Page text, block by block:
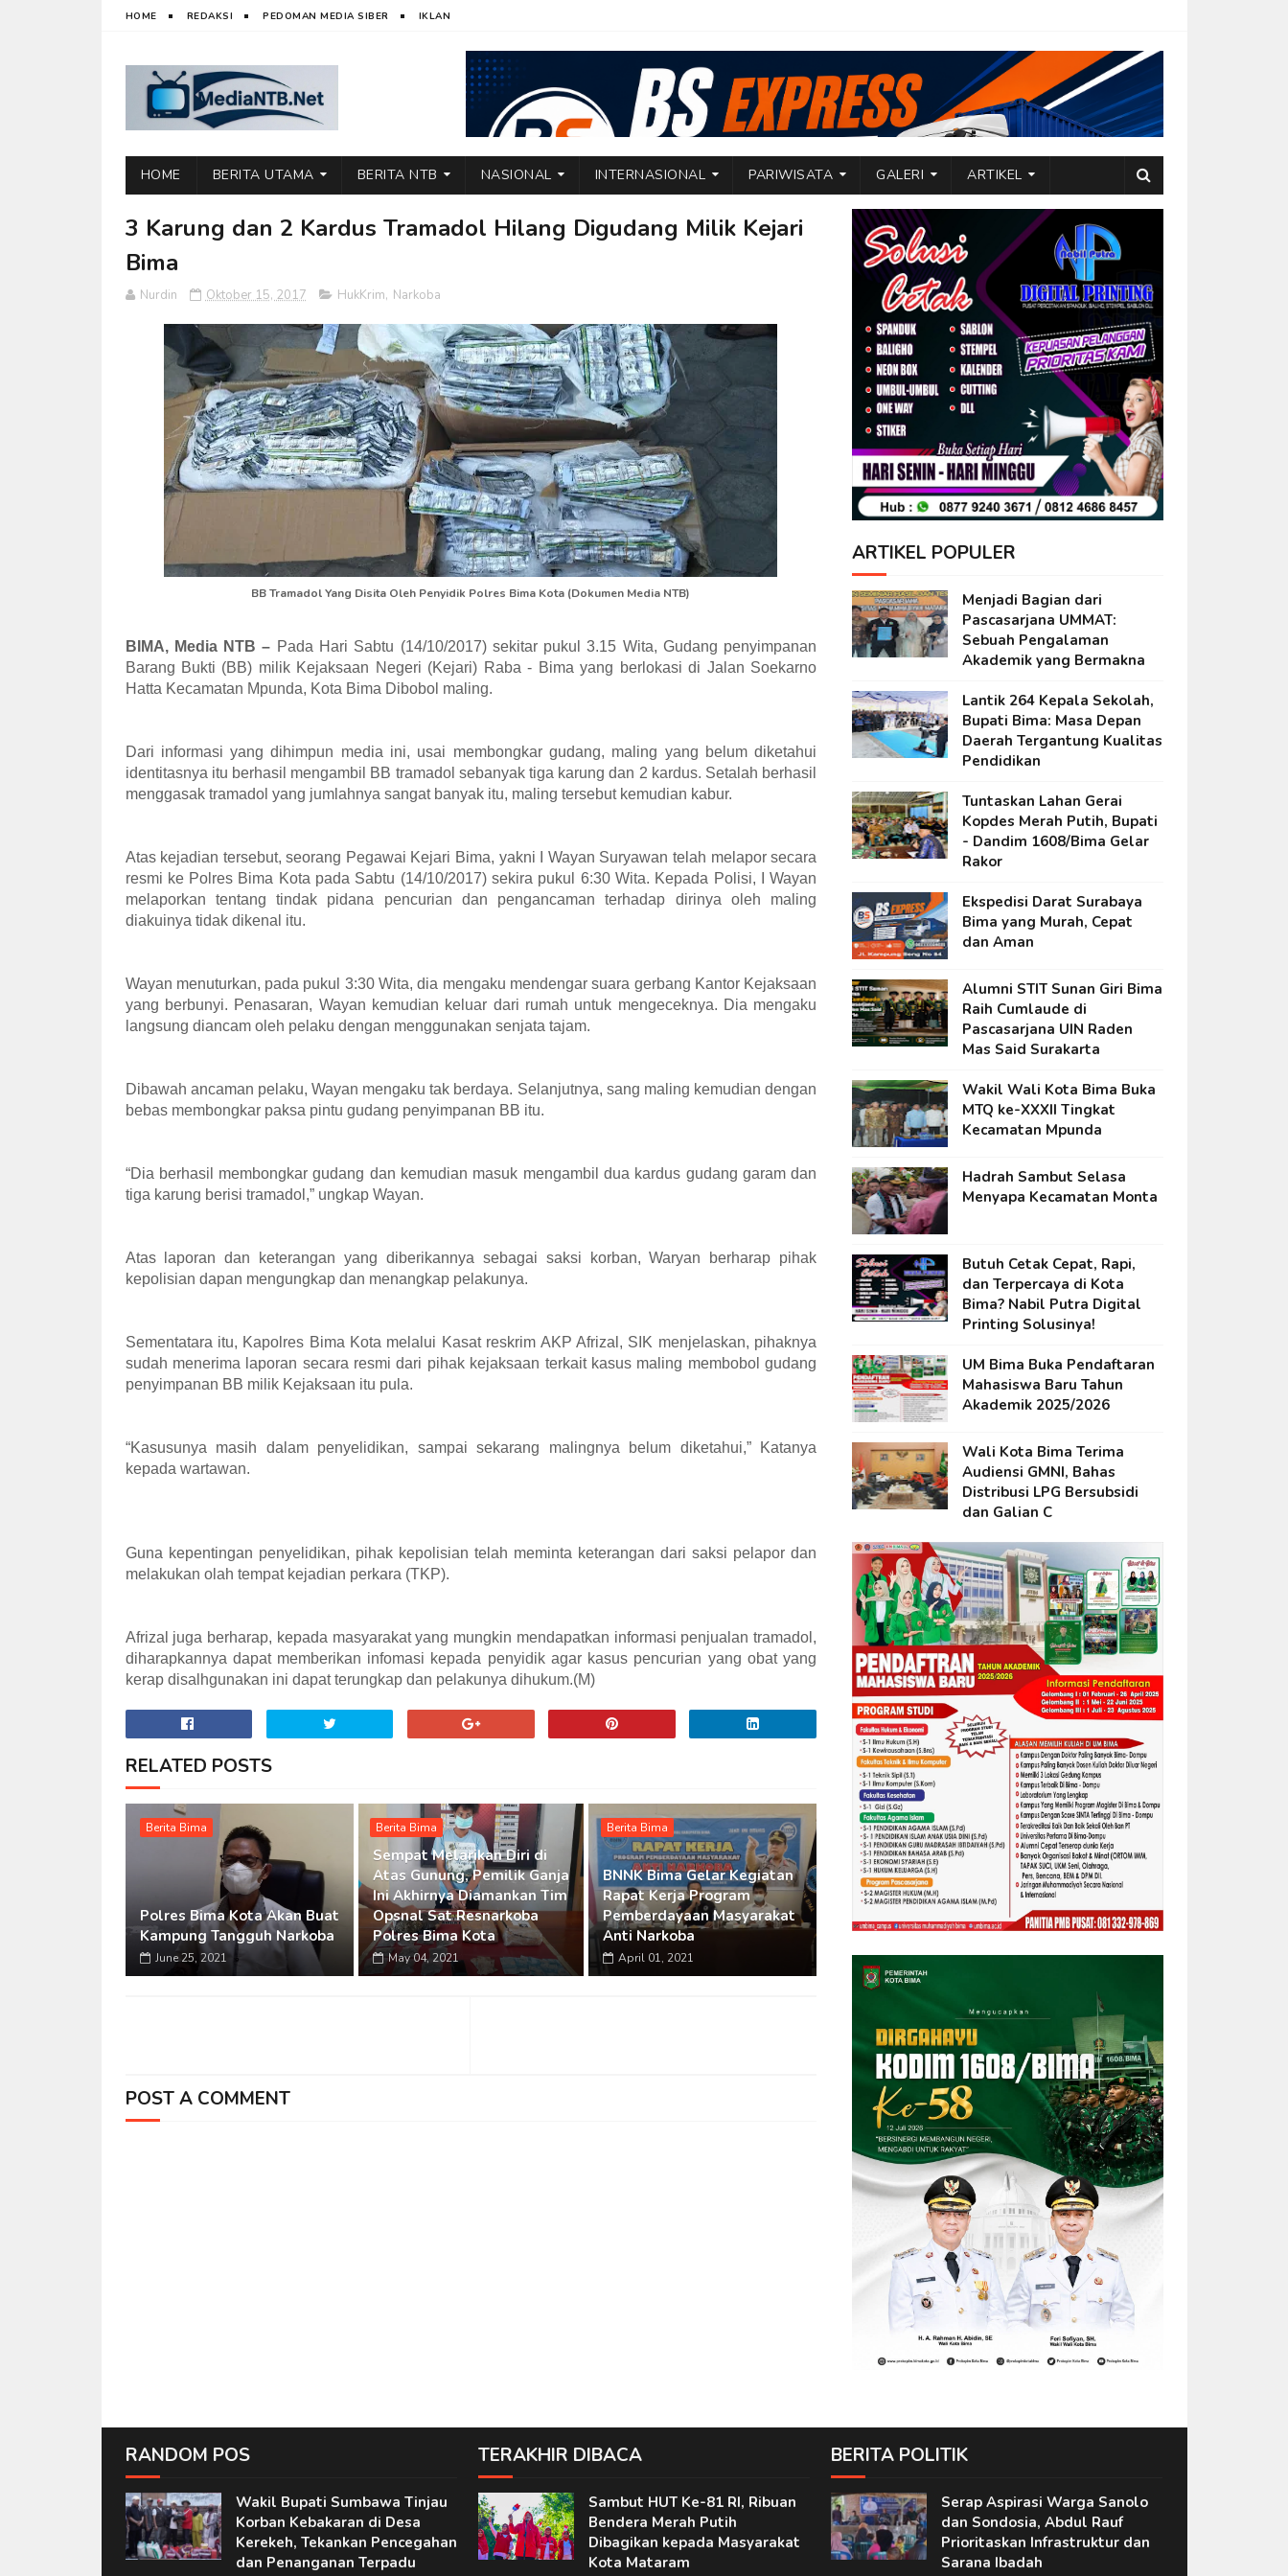
HOME REDAKSI PEDOMAN MEDIA SIBER IKLAN
HOME BERITA UTAMA BERITA NTB NASIONAL INTERNASIONAL PARIWISATA GALERI ARTIKEL
3 Karung dan 2 Kardus Tramadol Hilang Digudang Milik Kejari
Bima
Nurdin Oktober 15, 2017 HukKrim, Narkoba
BB Tramadol Yang Disita Oleh Penyidik Polres Bima Kota (Dokumen Media NTB)
BIMA, Media NTB – Pada Hari Sabtu (14/10/2017) sekitar pukul 3.15 Wita, Gudang penyimpanan
Barang Bukti (BB) milik Kejaksaan Negeri (Kejari) Raba - Bima yang berlokasi di Jalan Soekarno
Hatta Kecamatan Mpunda, Kota Bima Dibobol maling.
Dari informasi yang dihimpun media ini, usai membongkar gudang, maling yang belum diketahui
identitasnya itu berhasil mengambil BB tramadol sebanyak tiga karung dan 2 kardus. Setalah berhasil
menggasak tramadol yang jumlahnya sangat banyak itu, maling tersebut kemudian kabur.
Atas kejadian tersebut, seorang Pegawai Kejari Bima, yakni I Wayan Suryawan telah melapor secara
resmi ke Polres Bima Kota pada Sabtu (14/10/2017) sekira pukul 6:30 Wita. Kepada Polisi, I Wayan
melaporkan tentang tindak pidana pencurian dan pengancaman terhadap dirinya oleh maling
diakuinya tidak dikenal itu.
Wayan menuturkan, pada pukul 3:30 Wita, dia mengaku mendengar suara gerbang Kantor Kejaksaan
yang berbunyi. Penasaran, Wayan kemudian keluar dari rumah untuk mengeceknya. Dia mengaku
langsung diancam oleh pelaku dengan menggunakan senjata tajam.
Dibawah ancaman pelaku, Wayan mengaku tak berdaya. Selanjutnya, sang maling kemudian dengan
bebas membongkar paksa pintu gudang penyimpanan BB itu.
“Dia berhasil membongkar gudang dan kemudian masuk mengambil dua kardus gudang garam dan
tiga karung berisi tramadol,” ungkap Wayan.
Atas laporan dan keterangan yang diberikannya sebagai saksi korban, Waryan berharap pihak
kepolisian dapan mengungkap dan menangkap pelakunya.
Sementatara itu, Kapolres Bima Kota melalui Kasat reskrim AKP Afrizal, SIK menjelaskan, pihaknya
sudah menerima laporan secara resmi dari pihak kejaksaan terkait kasus maling membobol gudang
penyimpanan BB milik Kejaksaan itu pula.
“Kasusunya masih dalam penyelidikan, sampai sekarang malingnya belum diketahui,” Katanya
kepada wartawan.
Guna kepentingan penyelidikan, pihak kepolisian telah meminta keterangan dari saksi pelapor dan
melakukan olah tempat kejadian perkara (TKP).
Afrizal juga berharap, kepada masyarakat yang mungkin mendapatkan informasi penjualan tramadol,
diharapkannya dapat memberikan infomasi kepada penyidik agar kasus pencurian yang obat yang
kerap disalhgunakan ini dapat terungkap dan pelakunya dihukum.(M)
RELATED POSTS
Berita Bima
Polres Bima Kota Akan Buat
Kampung Tangguh Narkoba
June 25, 2021
Berita Bima
Sempat Melarikan Diri di
Atas Gunung, Pemilik Ganja
Ini Akhirnya Diamankan Tim
Opsnal Sat Resnarkoba
Polres Bima Kota
May 04, 2021
Berita Bima
BNNK Bima Gelar Kegiatan
Rapat Kerja Program
Pemberdayaan Masyarakat
Anti Narkoba
April 01, 2021
POST A COMMENT
ARTIKEL POPULER
Menjadi Bagian dari
Pascasarjana UMMAT:
Sebuah Pengalaman
Akademik yang Bermakna
Lantik 264 Kepala Sekolah,
Bupati Bima: Masa Depan
Daerah Tergantung Kualitas
Pendidikan
Tuntaskan Lahan Gerai
Kopdes Merah Putih, Bupati
- Dandim 1608/Bima Gelar
Rakor
Ekspedisi Darat Surabaya
Bima yang Murah, Cepat
dan Aman
Alumni STIT Sunan Giri Bima
Raih Cumlaude di
Pascasarjana UIN Raden
Mas Said Surakarta
Wakil Wali Kota Bima Buka
MTQ ke-XXXII Tingkat
Kecamatan Mpunda
Hadrah Sambut Selasa
Menyapa Kecamatan Monta
Butuh Cetak Cepat, Rapi,
dan Terpercaya di Kota
Bima? Nabil Putra Digital
Printing Solusinya!
UM Bima Buka Pendaftaran
Mahasiswa Baru Tahun
Akademik 2025/2026
Wali Kota Bima Terima
Audiensi GMNI, Bahas
Distribusi LPG Bersubsidi
dan Galian C
RANDOM POS
Wakil Bupati Sumbawa Tinjau
Korban Kebakaran di Desa
Kerekeh, Tekankan Pencegahan
dan Penanganan Terpadu
TERAKHIR DIBACA
Sambut HUT Ke-81 RI, Ribuan
Bendera Merah Putih
Dibagikan kepada Masyarakat
Kota Mataram
BERITA POLITIK
Serap Aspirasi Warga Sanolo
dan Sondosia, Abdul Rauf
Prioritaskan Infrastruktur dan
Sarana Ibadah